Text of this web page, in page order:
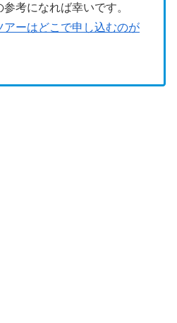
考になれば幸いです。
アーはどこで申し込むのが